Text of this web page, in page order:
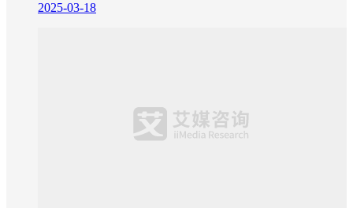
2025-03-18